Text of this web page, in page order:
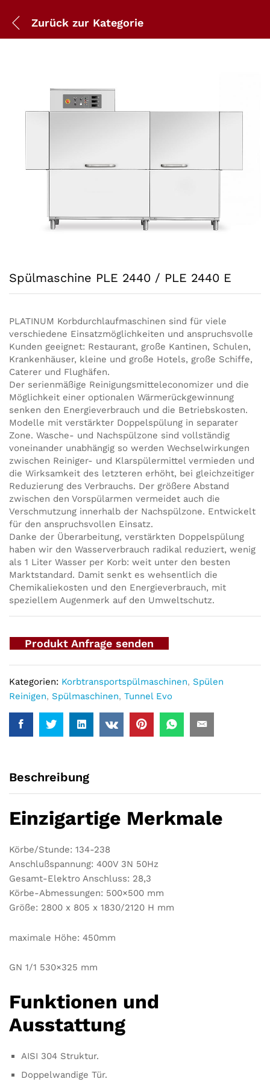
Zurück zur Kategorie
Spülmaschine PLE 2440 / PLE 2440 E
PLATINUM Korbdurchlaufmaschinen sind für viele
verschiedene Einsatzmöglichkeiten und anspruchsvolle
Kunden geeignet: Restaurant, große Kantinen, Schulen,
Krankenhäuser, kleine und große Hotels, große Schiffe,
Caterer und Flughäfen.
Der serienmäßige Reinigungsmitteleconomizer und die
Möglichkeit einer optionalen Wärmerückgewinnung
senken den Energieverbrauch und die Betriebskosten.
Modelle mit verstärkter Doppelspülung in separater
Zone. Wasche- und Nachspülzone sind vollständig
voneinander unabhängig so werden Wechselwirkungen
zwischen Reiniger- und Klarspülermittel vermieden und
die Wirksamkeit des letzteren erhöht, bei gleichzeitiger
Reduzierung des Verbrauchs. Der größere Abstand
zwischen den Vorspülarmen vermeidet auch die
Verschmutzung innerhalb der Nachspülzone. Entwickelt
für den anspruchsvollen Einsatz.
Danke der Überarbeitung, verstärkten Doppelspülung
haben wir den Wasserverbrauch radikal reduziert, wenig
als 1 Liter Wasser per Korb: weit unter den besten
Marktstandard. Damit senkt es wehsentlich die
Chemikaliekosten und den Energieverbrauch, mit
speziellem Augenmerk auf den Umweltschutz.
Produkt Anfrage senden
Kategorien: Korbtransportspülmaschinen, Spülen
Reinigen, Spülmaschinen, Tunnel Evo
Beschreibung
Einzigartige Merkmale
Körbe/Stunde: 134-238
Anschlußspannung: 400V 3N 50Hz
Gesamt-Elektro Anschluss: 28,3
Körbe-Abmessungen: 500×500 mm
Größe: 2800 x 805 x 1830/2120 H mm
maximale Höhe: 450mm
GN 1/1 530×325 mm
Funktionen und
Ausstattung
AISI 304 Struktur.
Doppelwandige Tür.